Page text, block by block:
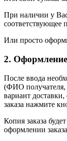
При наличии у
соответствующее
Или просто
2. Оформление
После ввода
(ФИО получателя,
вариант
заказа нажмите
Копия заказа
оформлении